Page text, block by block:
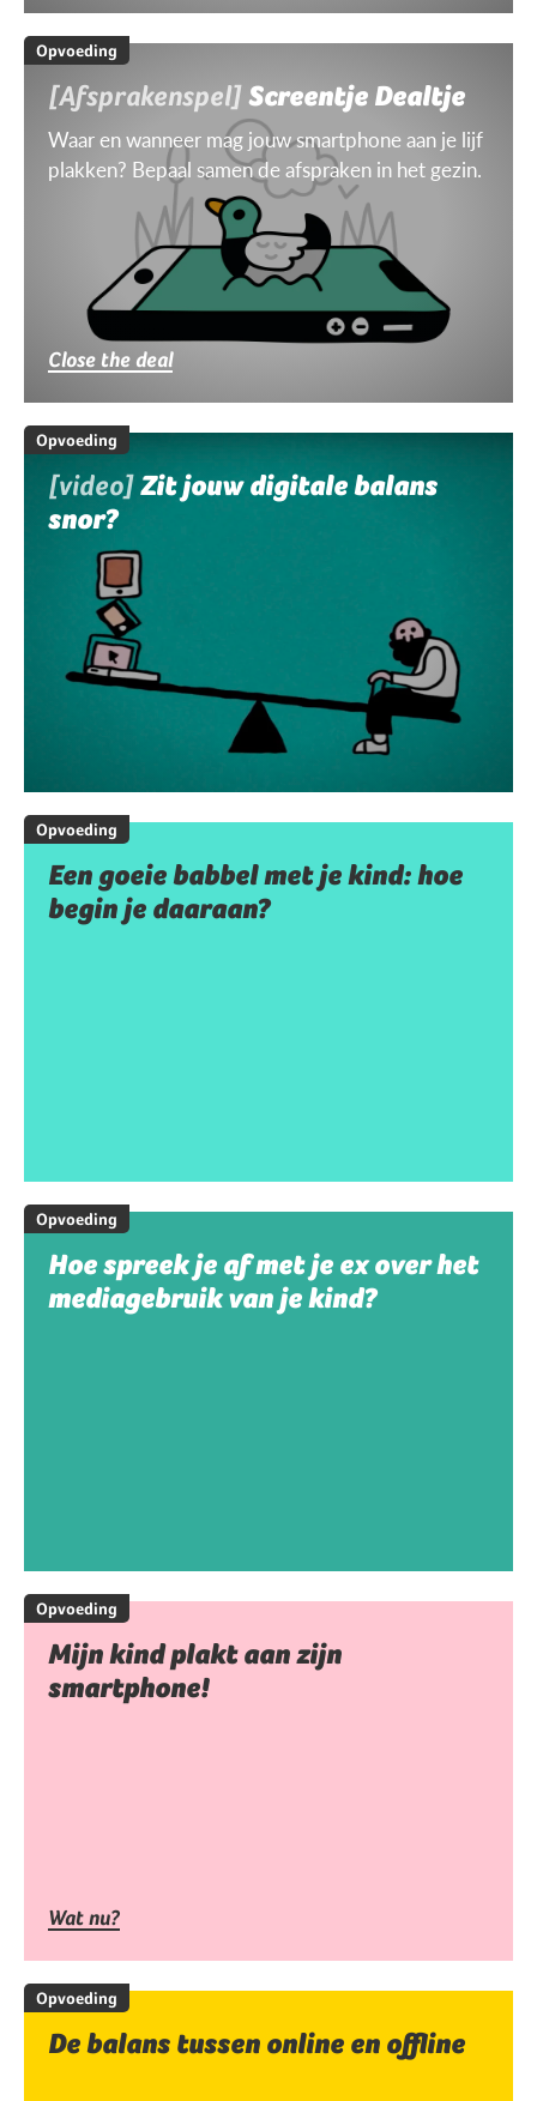
Opvoeding
[Afsprakenspel]Screentje Dealtje
Waar en wanneer mag jouw smartphone aan je lijf
plakken? Bepaal samen de afspraken in het gezin.
Close the deal
Opvoeding
[video]Zit jouw digitale balans
snor?
Opvoeding
Een goeie babbel met je kind: hoe
begin je daaraan?
Opvoeding
Hoe spreek je af met je ex over het
mediagebruik van je kind?
Opvoeding
Mijn kind plakt aan zijn
smartphone!
Wat nu?
Opvoeding
De balans tussen online en offline